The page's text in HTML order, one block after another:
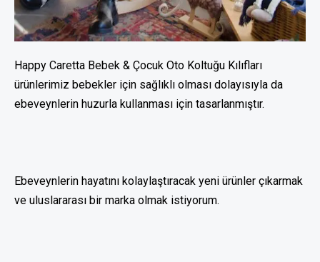
Happy Caretta Bebek & Çocuk Oto Koltuğu Kılıfları
ürünlerimiz bebekler için sağlıklı olması dolayısıyla da
ebeveynlerin huzurla kullanması için tasarlanmıştır.
Ebeveynlerin hayatını kolaylaştıracak yeni ürünler çıkarmak
ve uluslararası bir marka olmak istiyorum.